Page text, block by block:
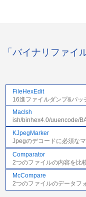
「バイナリファイ
FileHexEdit
16進ファイルダンプ&パッ
MacIsh
ish/binhex4.0/uuencode/
KJpegMarker
Jpegのデコードに必須な
Comparator
2つのファイルの内容を比
McCompare
2つのファイルのデータフ